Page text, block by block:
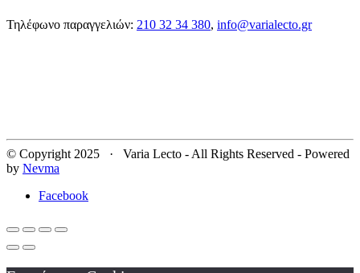
Τηλέφωνο παραγγελιών: 210 32 34 380, info@varialecto.gr
© Copyright 2025 · Varia Lecto - All Rights Reserved - Powered
by Nevma
Facebook